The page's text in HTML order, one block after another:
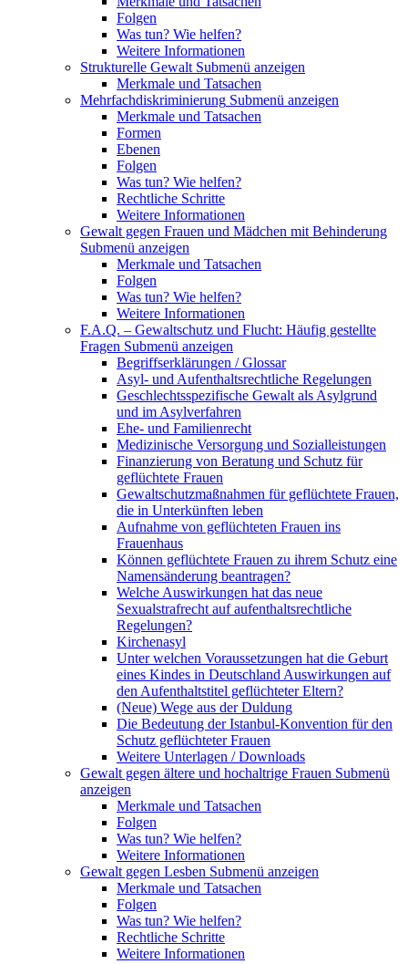
Folgen
Was tun? Wie helfen?
Weitere Informationen
Strukturelle Gewalt Submenü anzeigen
Merkmale und Tatsachen
Mehrfachdiskriminierung Submenü anzeigen
Merkmale und Tatsachen
Formen
Ebenen
Folgen
Was tun? Wie helfen?
Rechtliche Schritte
Weitere Informationen
Gewalt gegen Frauen und Mädchen mit Behinderung
Submenü anzeigen
Merkmale und Tatsachen
Folgen
Was tun? Wie helfen?
Weitere Informationen
F.A.Q. – Gewaltschutz und Flucht: Häufig gestellte
Fragen Submenü anzeigen
Begriffserklärungen / Glossar
Asyl- und Aufenthaltsrechtliche Regelungen
Geschlechtsspezifische Gewalt als Asylgrund
und im Asylverfahren
Ehe- und Familienrecht
Medizinische Versorgung und Sozialleistungen
Finanzierung von Beratung und Schutz für
geflüchtete Frauen
Gewaltschutzmaßnahmen für geflüchtete Frauen,
die in Unterkünften leben
Aufnahme von geflüchteten Frauen ins
Frauenhaus
Können geflüchtete Frauen zu ihrem Schutz eine
Namensänderung beantragen?
Welche Auswirkungen hat das neue
Sexualstrafrecht auf aufenthaltsrechtliche
Regelungen?
Kirchenasyl
Unter welchen Voraussetzungen hat die Geburt
eines Kindes in Deutschland Auswirkungen auf
den Aufenthaltstitel geflüchteter Eltern?
(Neue) Wege aus der Duldung
Die Bedeutung der Istanbul-Konvention für den
Schutz geflüchteter Frauen
Weitere Unterlagen / Downloads
Gewalt gegen ältere und hochaltrige Frauen Submenü
anzeigen
Merkmale und Tatsachen
Folgen
Was tun? Wie helfen?
Weitere Informationen
Gewalt gegen Lesben Submenü anzeigen
Merkmale und Tatsachen
Folgen
Was tun? Wie helfen?
Rechtliche Schritte
Weitere Informationen